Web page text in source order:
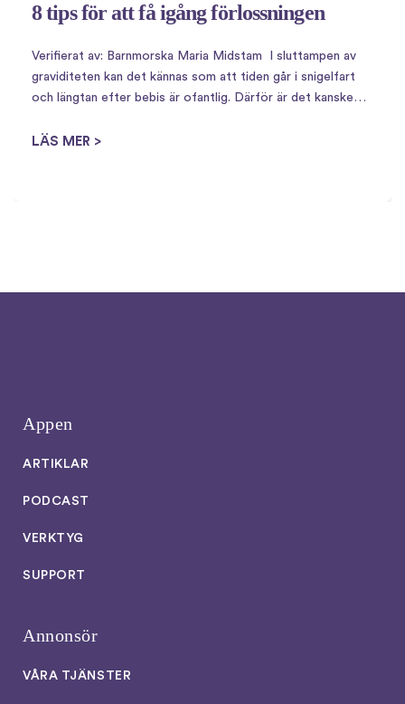
8 tips för att få igång förlossningen
Verifierat av: Barnmorska Maria Midstam I sluttampen av
graviditeten kan det kännas som att tiden går i snigelfart
och längtan efter bebis är ofantlig. Därför är det kanske
att…
LÄS MER >
Appen
ARTIKLAR
PODCAST
VERKTYG
SUPPORT
Annonsör
VÅRA TJÄNSTER